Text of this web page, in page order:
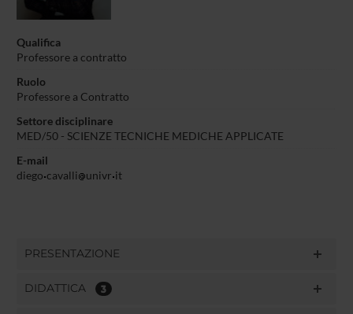
Qualifica
Professore a contratto
Ruolo
Professore a Contratto
Settore disciplinare
MED/50 - SCIENZE TECNICHE MEDICHE APPLICATE
E-mail
diego cavalli univr it
PRESENTAZIONE
DIDATTICA 3